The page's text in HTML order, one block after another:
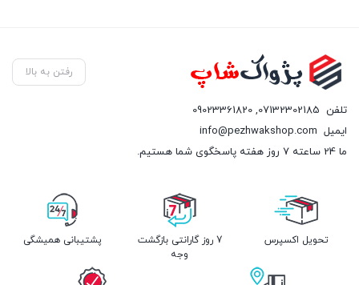
رفتن به بالا
تلفن 07132302185
,
09023361820
ایمیل info@pezhwakshop.com
ما 24 ساعته 7 روز هفته پاسخگوی شما هستیم.
تحویل اکسپرس
7 روز گارانتی بازگشت
وجه
پشتیبانی همیشگی